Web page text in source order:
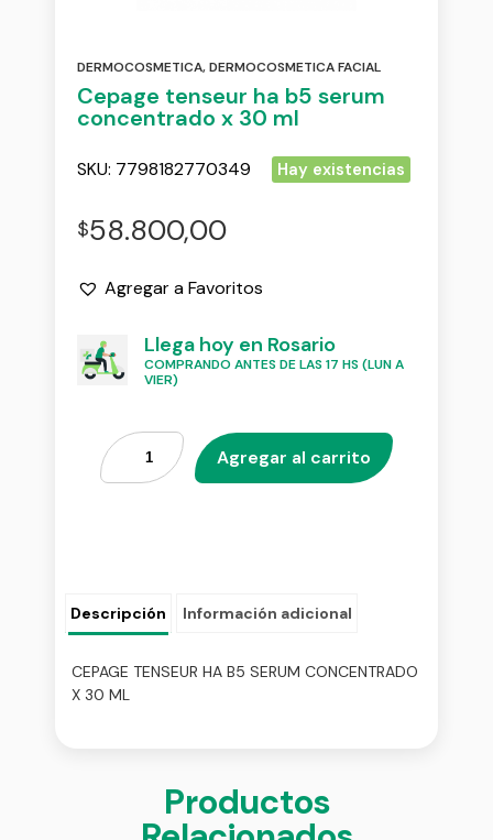
DERMOCOSMETICA,DERMOCOSMETICA FACIAL
Cepage tenseur ha b5 serum
concentrado x 30 ml
SKU: 7798182770349 Hay existencias
$58.800,00
Agregar a Favoritos
Llega hoy en Rosario
COMPRANDO ANTES DE LAS 17 HS (LUN A
VIER)
Agregar al carrito
Descripción Información adicional
CEPAGE TENSEUR HA B5 SERUM CONCENTRADO
X 30 ML
Productos